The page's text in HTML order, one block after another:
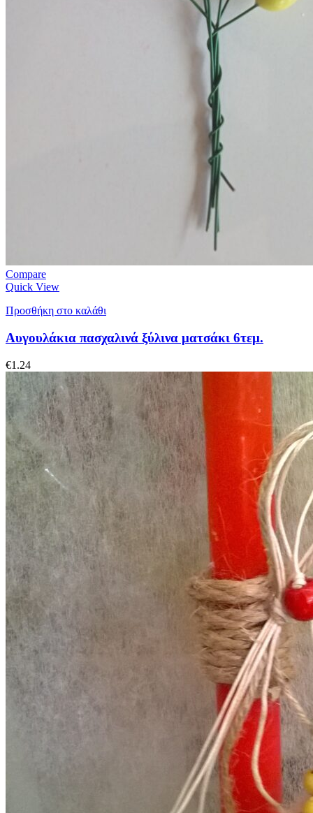
Compare
Quick View
Προσθήκη στο καλάθι
Αυγουλάκια πασχαλινά ξύλινα ματσάκι 6τεμ.
€1.24